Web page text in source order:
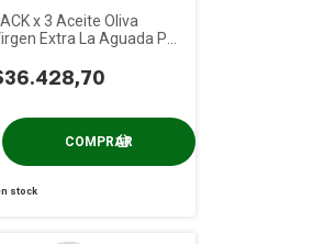
x 3 Aceite Oliva
Extra La Aguada Pet
stock